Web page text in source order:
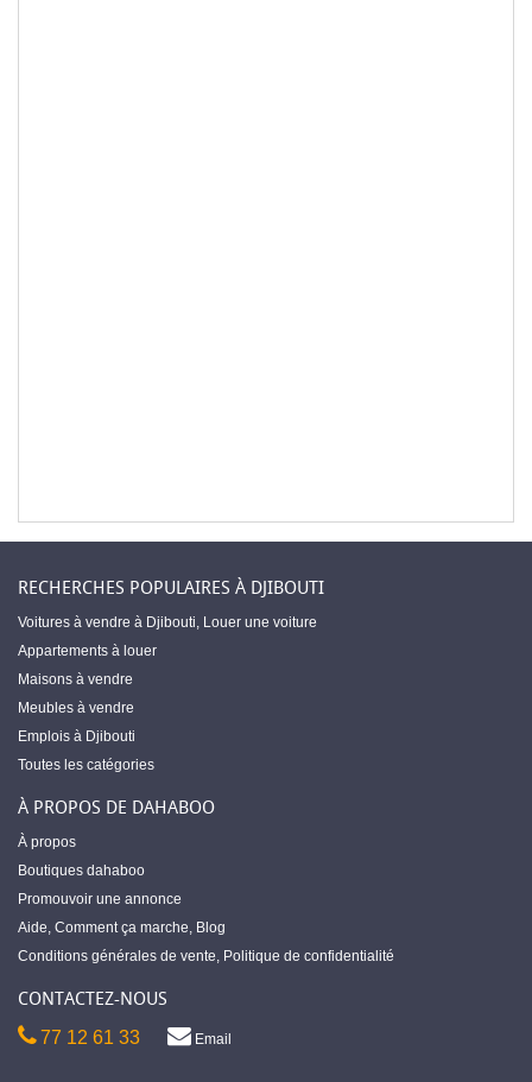
RECHERCHES POPULAIRES À DJIBOUTI
Voitures à vendre à Djibouti, Louer une voiture
Appartements à louer
Maisons à vendre
Meubles à vendre
Emplois à Djibouti
Toutes les catégories
À PROPOS DE DAHABOO
À propos
Boutiques dahaboo
Promouvoir une annonce
Aide, Comment ça marche, Blog
Conditions générales de vente, Politique de confidentialité
CONTACTEZ-NOUS
77 12 61 33 Email